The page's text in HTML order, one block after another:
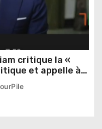
critique la «
et appelle à